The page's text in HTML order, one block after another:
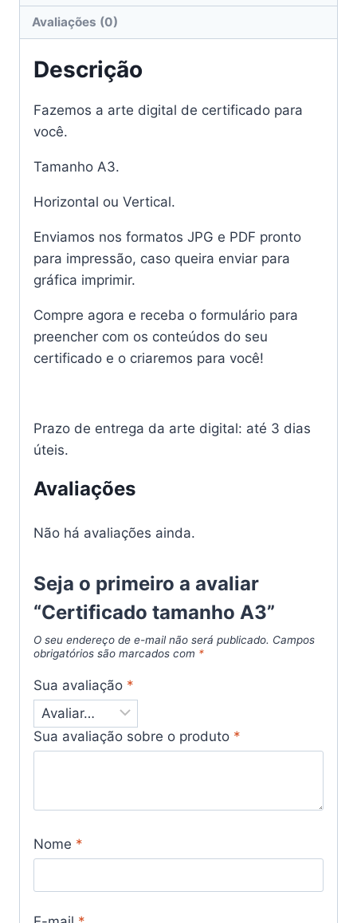
Avaliações (0)
Descrição
Fazemos a arte digital de certificado para
você.
Tamanho A3.
Horizontal ou Vertical.
Enviamos nos formatos JPG e PDF pronto
para impressão, caso queira enviar para
gráfica imprimir.
Compre agora e receba o formulário para
preencher com os conteúdos do seu
certificado e o criaremos para você!
Prazo de entrega da arte digital: até 3 dias
úteis.
Avaliações
Não há avaliações ainda.
Seja o primeiro a avaliar
“Certificado tamanho A3”
O seu endereço de e-mail não será publicado. Campos
obrigatórios são marcados com *
Sua avaliação *
Sua avaliação sobre o produto *
Nome *